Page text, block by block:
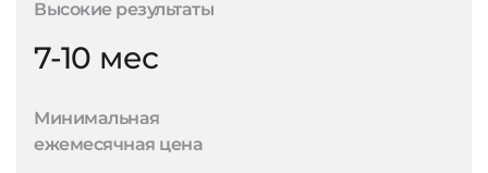
Высокие результаты
7-10 мес
Минимальная
ежемесячная цена